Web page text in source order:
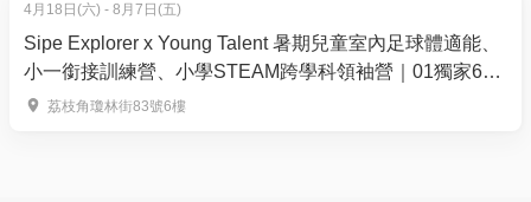
4月18日(六) - 8月7日(五)
Sipe Explorer x Young Talent 暑期兒童室內足球體適能、
小一銜接訓練營、小學STEAM跨學科領袖營｜01獨家66
折報名 包證書及照片集 | 4-12歲｜荔枝角好去處
荔枝角瓊林街83號6樓